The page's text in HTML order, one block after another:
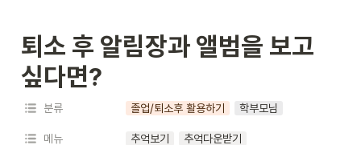
퇴소 후 알림장과 앨범을 보고
싶다면?
분류 졸업/퇴소후 활용하기 학부모님
메뉴 추억보기 추억다운받기